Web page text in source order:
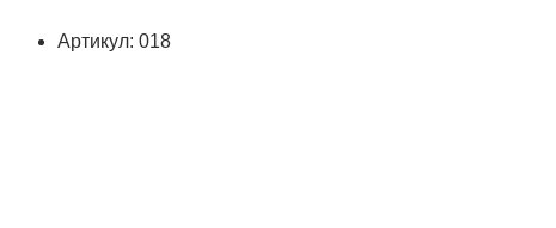
Артикул: 018